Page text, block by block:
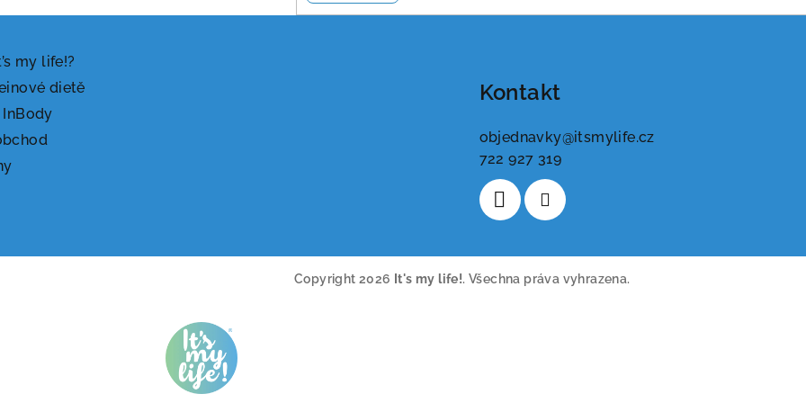
my life!?
dietě
InBody
Kontakt
objednavky@itsmylife.cz
722 927 319
Copyright 2026 It's my life!. Všechna práva vyhrazena.